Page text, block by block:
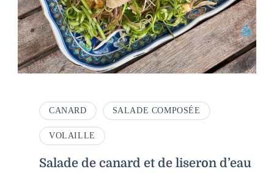
CANARD SALADE COMPOSÉE
VOLAILLE
Salade de canard et de liseron d’eau